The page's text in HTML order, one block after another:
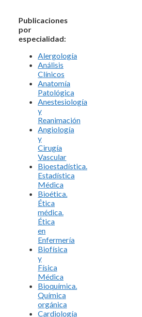
Publicaciones
por
especialidad:
Alergología
Análisis
Clínicos
Anatomía
Patológica
Anestesiología
y
Reanimación
Angiología
y
Cirugía
Vascular
Bioestadística.
Estadística
Médica
Bioética.
Ética
médica.
Ética
en
Enfermería
Biofísica
y
Física
Médica
Bioquímica.
Química
orgánica
Cardiología